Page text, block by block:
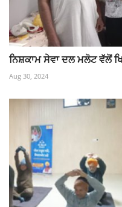
ਨਿਸ਼ਕਾਮ ਸੇਵਾ ਦਲ ਮਲੋਟ ਵੱਲੋਂ
Aug 30, 2024